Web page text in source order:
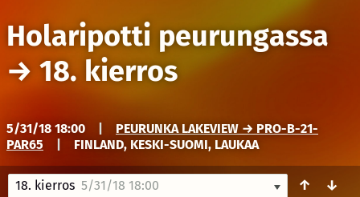
Holaripotti peurungassa
→ 18. kierros
5/31/18 18:00
PEURUNKA LAKEVIEW → PRO-B-21-
PAR65
FINLAND, KESKI-SUOMI, LAUKAA
18. kierros 5/31/18 18:00 ↑ ↓